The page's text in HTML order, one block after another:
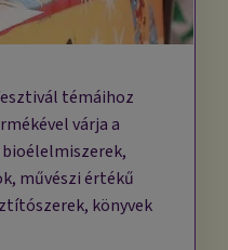
témáihoz
várja a
művészi értékű
könyvek